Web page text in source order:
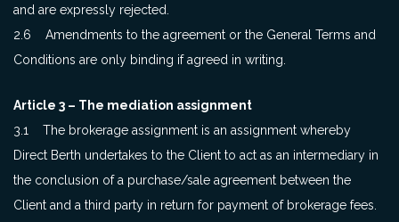
and are expressly rejected.
2.6 Amendments to the agreement or the General Terms and
Conditions are only binding if agreed in writing.
Article 3 – The mediation assignment
3.1 The brokerage assignment is an assignment whereby
Direct Berth undertakes to the Client to act as an intermediary in
the conclusion of a purchase/sale agreement between the
Client and a third party in return for payment of brokerage fees.